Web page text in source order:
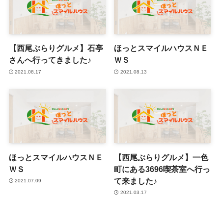
【西尾ぶらりグルメ】石亭
さんへ行ってきました♪
2021.08.17
ほっとスマイルハウスＮＥ
ＷＳ
2021.08.13
ほっとスマイルハウスＮＥ
ＷＳ
2021.07.09
【西尾ぶらりグルメ】一色
町にある3696喫茶室へ行っ
て来ました♪
2021.03.17